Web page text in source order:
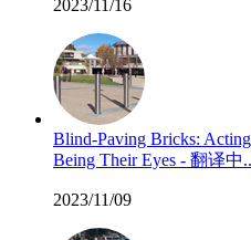
2023/11/16
Blind-Paving Bricks:
Being Their Eyes - 翻译中
2023/11/09